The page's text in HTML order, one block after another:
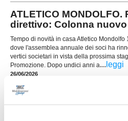
ATLETICO MONDOLFO.
direttivo: Colonna
Tempo di novità in casa Atletico Mondolfo
dove l'assemblea annuale dei soci ha
vertici societari in vista della prossima
Promozione. Dopo undici anni a... leggi
26/06/2026